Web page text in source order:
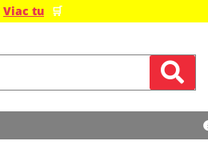
Viac tu 🛒